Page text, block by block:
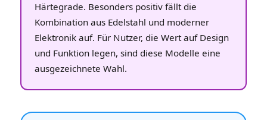
Härtegrade. Besonders positiv fällt die
Kombination aus Edelstahl und moderner
Elektronik auf. Für Nutzer, die Wert auf Design
und Funktion legen, sind diese Modelle eine
ausgezeichnete Wahl.